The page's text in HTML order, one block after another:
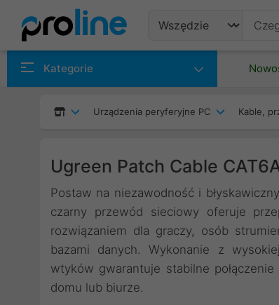
Kategorie
Urządzenia peryferyjne PC Kable,
Ugreen Patch Cable
Postaw na niezawodność i
czarny przewód sieciowy oferuje
rozwiązaniem dla graczy, osób
bazami danych. Wykonanie z
wtyków gwarantuje stabilne
domu lub biurze.